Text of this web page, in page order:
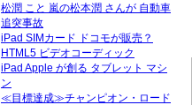
松潤 こと 嵐の松本潤 さんが 自動車
追突事故
iPad SIMカード ドコモが販売？
HTML5 ビデオコーディック
iPad Apple が創る タブレット マシ
ン
≪目標達成≫チャンピオン・ロード